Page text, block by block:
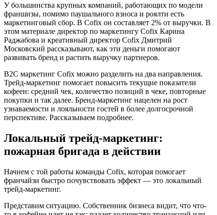
У большинства крупных компаний, работающих по модели
франшизы, помимо паушального взноса и роялти есть
маркетинговый сбор. В Cofix он составляет 2% от выручки. В
этом материале директор по маркетингу Cofix Карина
Раджабова и креативный директор Cofix Дмитрий
Московский рассказывают, как эти деньги помогают
развивать бренд и растить выручку партнеров.
B2C маркетинг Cofix можно разделить на два направления.
Трейд-маркетинг помогает повысить текущие показатели
кофеен: средний чек, количество позиций в чеке, повторные
покупки и так далее. Бренд-маркетинг нацелен на рост
узнаваемости и лояльности гостей в более долгосрочной
перспективе. Рассказываем подробнее.
Локальный трейд-маркетинг:
пожарная бригада в действии
Начнем с той работы команды Cofix, которая помогает
франчайзи быстро почувствовать эффект — это локальный
трейд-маркетинг.
Представим ситуацию. Собственник бизнеса видит, что что-